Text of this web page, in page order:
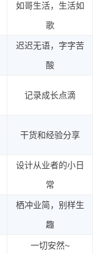
如哥生活，生活如
歌
迟迟无语，字字苦
酸
记录成长点滴
干货和经验分享
设计从业者的小日
常
栖冲业简，别样生
趣
一切安然~